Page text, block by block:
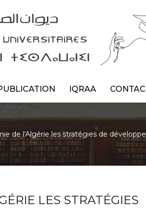
IQRAA
de l'Algérie les stratégies de
LES STRATÉGIES